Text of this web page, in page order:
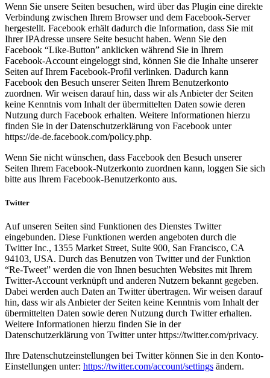
Wenn Sie unsere Seiten besuchen, wird über das Plugin eine direkte
Verbindung zwischen Ihrem Browser und dem Facebook-Server
hergestellt. Facebook erhält dadurch die Information, dass Sie mit
Ihrer IPAdresse unsere Seite besucht haben. Wenn Sie den
Facebook “Like-Button” anklicken während Sie in Ihrem
Facebook-Account eingeloggt sind, können Sie die Inhalte unserer
Seiten auf Ihrem Facebook-Profil verlinken. Dadurch kann
Facebook den Besuch unserer Seiten Ihrem Benutzerkonto
zuordnen. Wir weisen darauf hin, dass wir als Anbieter der Seiten
keine Kenntnis vom Inhalt der übermittelten Daten sowie deren
Nutzung durch Facebook erhalten. Weitere Informationen hierzu
finden Sie in der Datenschutzerklärung von Facebook unter
https://de-de.facebook.com/policy.php.
Wenn Sie nicht wünschen, dass Facebook den Besuch unserer
Seiten Ihrem Facebook-Nutzerkonto zuordnen kann, loggen Sie sich
bitte aus Ihrem Facebook-Benutzerkonto aus.
Twitter
Auf unseren Seiten sind Funktionen des Dienstes Twitter
eingebunden. Diese Funktionen werden angeboten durch die
Twitter Inc., 1355 Market Street, Suite 900, San Francisco, CA
94103, USA. Durch das Benutzen von Twitter und der Funktion
“Re-Tweet” werden die von Ihnen besuchten Websites mit Ihrem
Twitter-Account verknüpft und anderen Nutzern bekannt gegeben.
Dabei werden auch Daten an Twitter übertragen. Wir weisen darauf
hin, dass wir als Anbieter der Seiten keine Kenntnis vom Inhalt der
übermittelten Daten sowie deren Nutzung durch Twitter erhalten.
Weitere Informationen hierzu finden Sie in der
Datenschutzerklärung von Twitter unter https://twitter.com/privacy.
Ihre Datenschutzeinstellungen bei Twitter können Sie in den Konto-
Einstellungen unter: https://twitter.com/account/settings ändern.